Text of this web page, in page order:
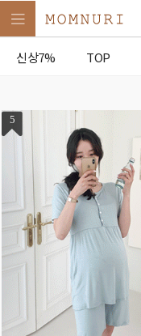
신상7% TOP
9